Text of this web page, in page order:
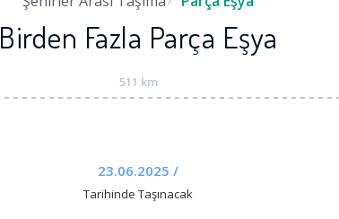
Birden Fazla Parça Eşya
511 km
23.06.2025 /
Tarihinde Taşınacak